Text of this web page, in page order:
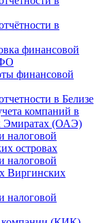
в
финансовой
финансовой
в Белизе
компаний в
Эмиратах (ОАЭ)
налоговой
островах
налоговой
Виргинских
налоговой